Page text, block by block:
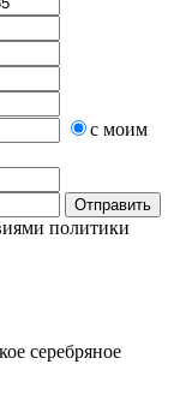
с моим
политики
серебряное